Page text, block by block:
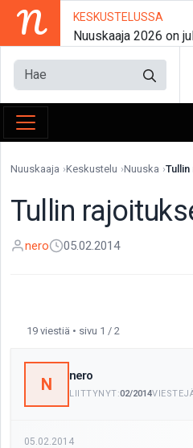
N KESKUSTELUSSA
Nuuskaaja 2026 on
Nuuskaaja Keskustelu Nuuska
Tullin
nero 05.02.2014
19 viestiä • sivu 1 / 2
N nero
LIITTYNYT:02/2014
05.02.2014